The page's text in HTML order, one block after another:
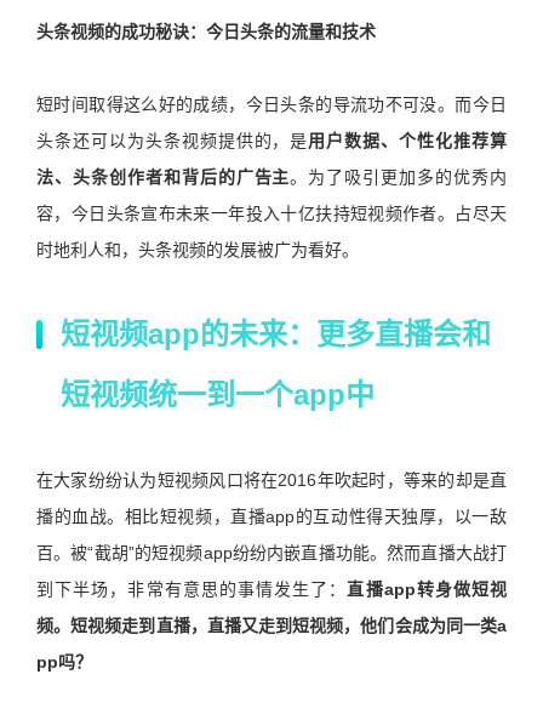
头条视频的成功秘诀：今日头条的流量和技术
短时间取得这么好的成绩，今日头条的导流功不可没。而今日
头条还可以为头条视频提供的，是用户数据、个性化推荐算
法、头条创作者和背后的广告主。为了吸引更加多的优秀内
容，今日头条宣布未来一年投入十亿扶持短视频作者。占尽天
时地利人和，头条视频的发展被广为看好。
短视频app的未来：更多直播会和
短视频统一到一个app中
在大家纷纷认为短视频风口将在2016年吹起时，等来的却是直
播的血战。相比短视频，直播app的互动性得天独厚，以一敌
百。被“截胡”的短视频app纷纷内嵌直播功能。然而直播大战打
到下半场，非常有意思的事情发生了：直播app转身做短视
频。短视频走到直播，直播又走到短视频，他们会成为同一类a
pp吗？